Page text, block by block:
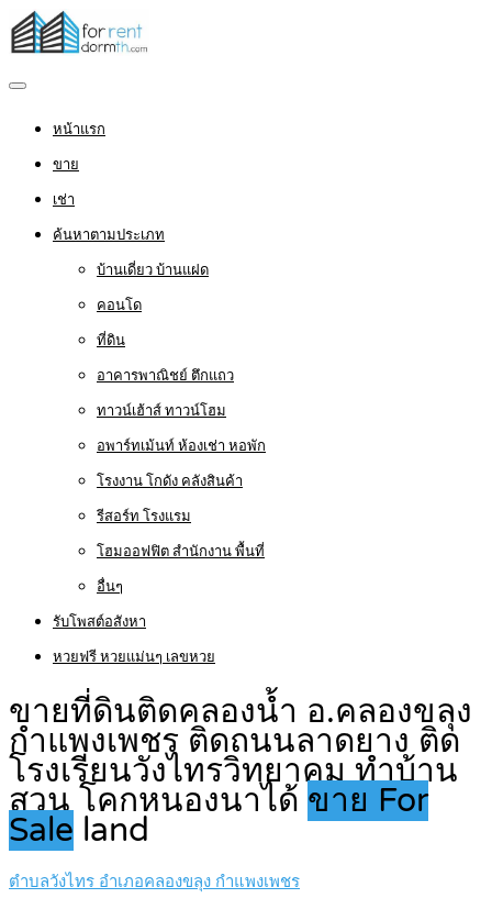
หน้าแรก
ขาย
เช่า
ค้นหาตามประเภท
บ้านเดี่ยว บ้านแฝด
คอนโด
ที่ดิน
อาคารพาณิชย์ ตึกแถว
ทาวน์เฮ้าส์ ทาวน์โฮม
อพาร์ทเม้นท์ ห้องเช่า หอพัก
โรงงาน โกดัง คลังสินค้า
รีสอร์ท โรงแรม
โฮมออฟฟิต สำนักงาน พื้นที่
อื่นๆ
รับโพสต์อสังหา
หวยฟรี หวยแม่นๆ เลขหวย
ขายที่ดินติดคลองน้ำ อ.คลองขลุง
กำแพงเพชร ติดถนนลาดยาง ติด
โรงเรียนวังไทรวิทยาคม ทำบ้าน
สวน โคกหนองนาได้ ขาย For
Sale land
ตำบลวังไทร อำเภอคลองขลุง กำแพงเพชร